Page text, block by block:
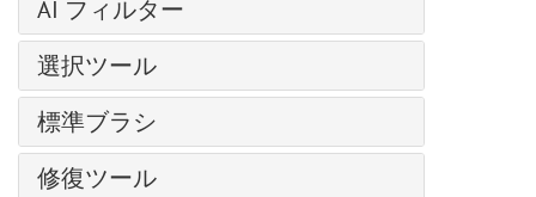
クロマキー
SmartMask プラグイン
粒子＆流線
写真をパステル画に変換
芸術的効果
AKVIS形式
カラースペース
画像のサイズ変更
グラフィック タブレットでの作業
バッチ処理
ブレンド モード
明るさによるブレンド
チャンネル
選択範囲
履歴
部分的な彩度
色相/彩度
フォトフィルター
色バランス
特定色域の選択
— ハーフトーン パターン
— リノカット効果
— ペン & インク
— 鉛筆画
— 写真複写
— ステンシル
Enhancer
HDRFactory
LightShop
MakeUp
NatureArt
AI フィルター
イメージを拡大
JPEG アーティファクト除去
モーション デブラー
ノイズ除去
選択ツール
基本選択ツール
自動選択ツール
クイック選択ツール
標準ブラシ
カラーブラシ
修復ツール